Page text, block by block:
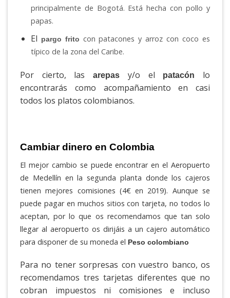
principalmente de Bogotá. Está hecha con pollo y
papas.
El pargo frito con patacones y arroz con coco es
típico de la zona del Caribe.
Por cierto, lasarepas y/o el patacón
lo
encontrarás como acompañamiento en casi
todos los platos colombianos.
Cambiar dinero en Colombia
El mejor cambio se puede encontrar en el Aeropuerto
de Medellín en la segunda planta donde los cajeros
tienen mejores comisiones (4€ en 2019). Aunque se
puede pagar en muchos sitios con tarjeta, no todos lo
aceptan, por lo que os recomendamos que tan solo
llegar al aeropuerto os dirijáis a un cajero automático
para disponer de su moneda el Peso colombiano
Para no tener sorpresas con vuestro banco, os
recomendamos tres tarjetas diferentes que no
cobran impuestos ni comisiones e incluso